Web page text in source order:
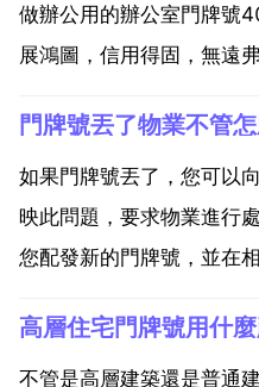
做辦公用的辦公室門牌
展鴻圖，信用得固，無遠
室號碼好？門牌號吉凶查
號，只要你喜歡，什麼號
門牌號丟了物業不管
如果門牌號丟了，您可以
映此問題，要求物業進行
您配發新的門牌號，並在
可以向相關部門進行投訴
的城市管理 房屋租賃 物
高層住宅門牌號用什
不管是高層建築還是普通